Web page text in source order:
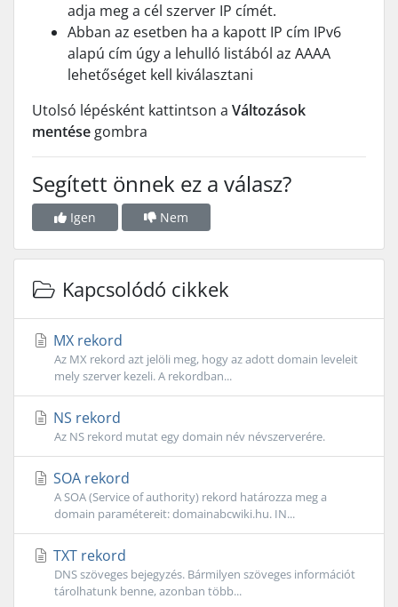
adja meg a cél szerver IP címét.
Abban az esetben ha a kapott IP cím IPv6
alapú cím úgy a lehulló listából az AAAA
lehetőséget kell kiválasztani
Utolsó lépésként kattintson a Változások
mentése gombra
Segített önnek ez a válasz?
Igen Nem
Kapcsolódó cikkek
MX rekord
Az MX rekord azt jelöli meg, hogy az adott domain leveleit
mely szerver kezeli. A rekordban...
NS rekord
Az NS rekord mutat egy domain név névszerverére.
SOA rekord
A SOA (Service of authority) rekord határozza meg a
domain paramétereit: domainabcwiki.hu. IN...
TXT rekord
DNS szöveges bejegyzés. Bármilyen szöveges információt
tárolhatunk benne, azonban több...